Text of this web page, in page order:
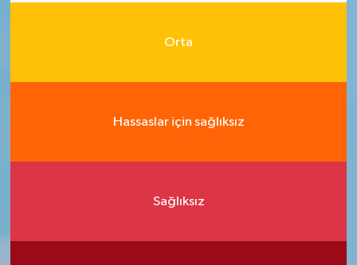
Orta
Hassaslar için sağlıksız
Sağlıksız